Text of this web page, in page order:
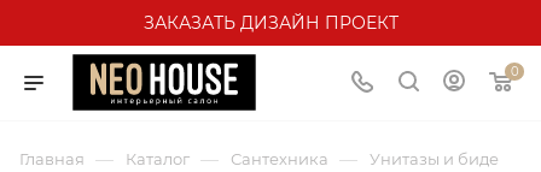
ЗАКАЗАТЬ ДИЗАЙН ПРОЕКТ
0
Главная — Каталог — Сантехника — Унитазы и биде